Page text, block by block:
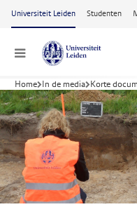
Ga naar hoofdinhoud
Universiteit Leiden Studenten
Menu
Home In de media Korte